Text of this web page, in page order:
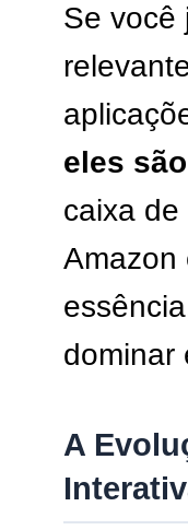
Se você
eles
caixa
Amazon
dominar
A